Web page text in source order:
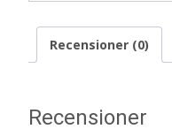
Recensioner (0)
Recensioner